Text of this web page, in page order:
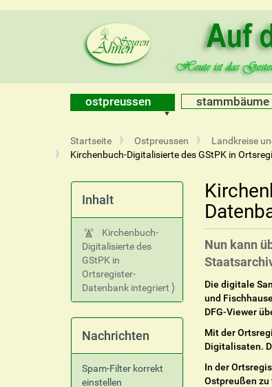
ostpreussen stammbäume
S
i
s
Startseite Ostpreussen Landkreise
Kirchenbuch-Digitalisierte des GStPK in
Nun kann
Die digitale
und
DFG-Viewer
Mit der
Digitalisaten.
In der
Ostpreußen
Inhalt
Kirchenbuch-
Digitalisierte des
GStPK in
Ortsregister-
Datenbank integriert
Nachrichten
Spam-Filter korrekt
einstellen